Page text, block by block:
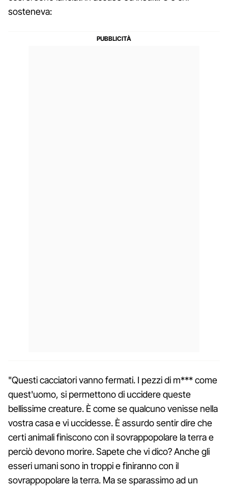
sosteneva:
"Questi cacciatori vanno fermati. I pezzi di m*** come
quest'uomo, si permettono di uccidere queste
bellissime creature. È come se qualcuno venisse nella
vostra casa e vi uccidesse. È assurdo sentir dire che
certi animali finiscono con il sovrappopolare la terra e
perciò devono morire. Sapete che vi dico? Anche gli
esseri umani sono in troppi e finiranno con il
sovrappopolare la terra. Ma se sparassimo ad un